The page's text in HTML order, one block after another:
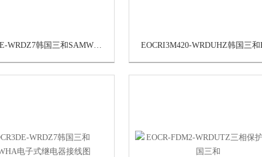
EOCR3DE-WRDZ7韩国三和SAMWHA冲击保护继电器产品选型